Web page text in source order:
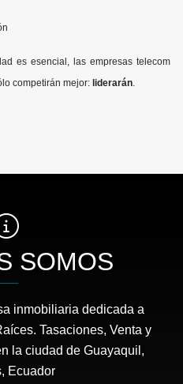
es esencial, las empresas telecom
competirán mejor: liderarán.
SOMOS
inmobiliaria dedicada a
Tasaciones, Venta y
la ciudad de Guayaquil,
Ecuador